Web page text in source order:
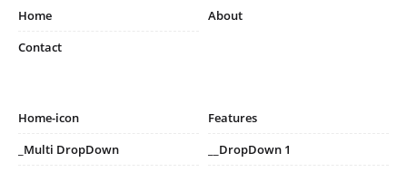
Home
About
Contact
Home-icon
Features
_Multi DropDown
__DropDown 1